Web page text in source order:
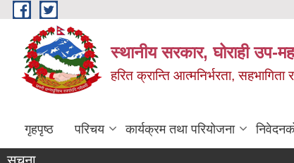
Skip to main content
स्थानीय सरकार, घोराही उप-
हरित क्रान्ति आत्मनिर्भरता,
गृहपृष्ठ परिचय कार्यक्रम तथा परियोजना